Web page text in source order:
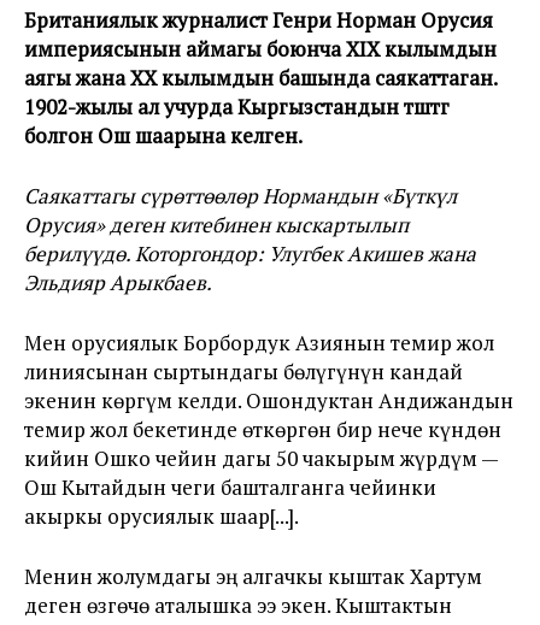
Британиялыкжурналист Генри Норман Орусия
империясынын аймагы боюнчаXIXкылымдын
аягы жанаXXкылымдын башында саякаттаган.
1902-жылы ал учурда Кыргызстандын түштүгү
болгон Ош шаарына келген.
Саякаттагы сүрөттөөлөр Нормандын «Бүткүл
Орусия» деген китебинен кыскартылып
берилүүдө.Которгондор: Улугбек Акишевжана
Эльдияр Арыкбаев.
Мен орусиялык Борбордук Азиянын темир жол
линиясынан сыртындагы бөлүгүнүн кандай
экенин көргүм келди. Ошондуктан Андижандын
темир жол бекетинде өткөргөн бир нече күндөн
кийин Ошко чейин дагы 50 чакырым жүрдүм —
Ош Кытайдын чеги башталганга чейинки
акыркы орусиялык шаар[...].
Менин жолумдагы эң алгачкы кыштак Хартум
деген өзгөчө аталышка ээ экен. Кыштактын